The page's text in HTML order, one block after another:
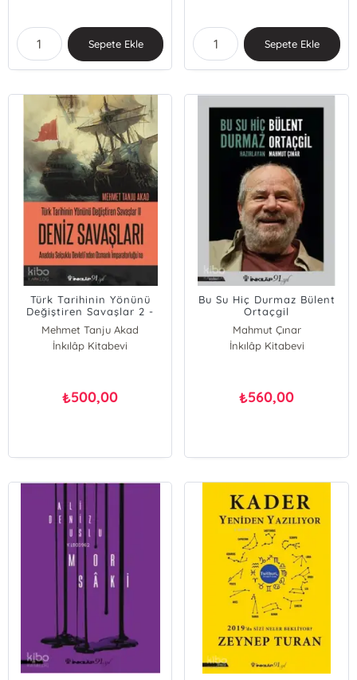
Sepete Ekle Sepete Ekle
Türk Tarihinin Yönünü
Değiştiren Savaşlar 2 -
Deniz Savaşları; Anadolu
Selçuklu Devletinden
Osmanlı İmparatorluğuna
Mehmet Tanju Akad
İnkılâp Kitabevi
₺500,00
Bu Su Hiç Durmaz Bülent
Ortaçgil
Mahmut Çınar
İnkılâp Kitabevi
₺560,00